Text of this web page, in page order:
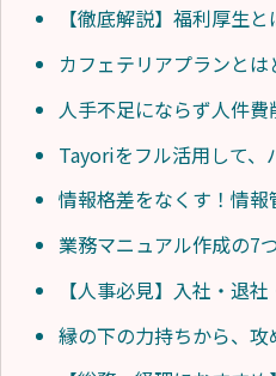
【徹底解説】福利厚生
カフェテリアプランと
人手不足にならず人件
Tayoriをフル活用して、
情報格差をなくす！情
業務マニュアル作成の7
【人事必見】入社・退
縁の下の力持ちから、